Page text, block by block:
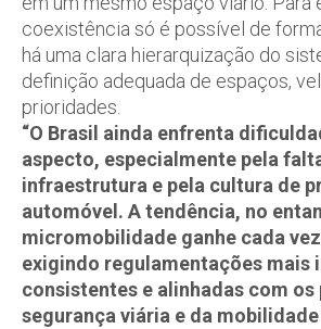
coexistência só é possível de
há uma clara hierarquização do
definição adequada de espaços,
prioridades.
“O Brasil ainda enfrenta
aspecto, especialmente pela
infraestrutura e pela cultura de
automóvel. A tendência, no
micromobilidade ganhe cada
exigindo regulamentações mais
consistentes e alinhadas com
segurança viária e da